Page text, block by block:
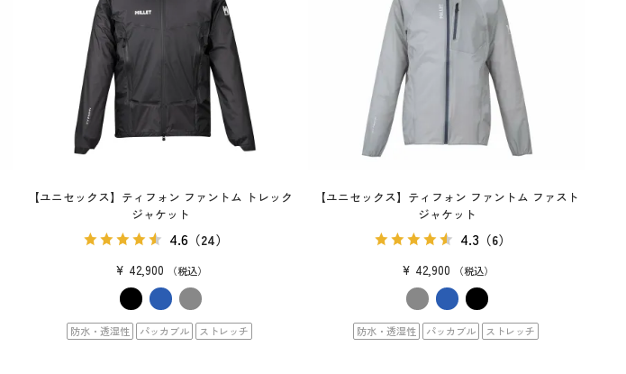
【ユニセックス】ティフォン ファントム トレック
ジャケット
4.6 （24）
¥ 42,900 税込
防水・透湿性 パッカブル ストレッチ
【ユニセックス】ティフォン ファントム ファスト
ジャケット
4.3 （6）
¥ 42,900 税込
防水・透湿性 パッカブル ストレッチ